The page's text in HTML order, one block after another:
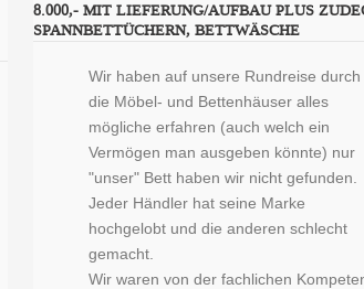
8.000,- MIT LIEFERUNG/AUFBAU PLUS
SPANNBETTÜCHERN, BETTWÄSCHE
Wir haben auf unsere Rundreise durch
die Möbel- und Bettenhäuser alles
mögliche erfahren (auch welch ein
Vermögen man ausgeben könnte) nur
"unser" Bett haben wir nicht gefunden.
Jeder Händler hat seine Marke
hochgelobt und die anderen schlecht
gemacht.
Wir waren von der fachlichen